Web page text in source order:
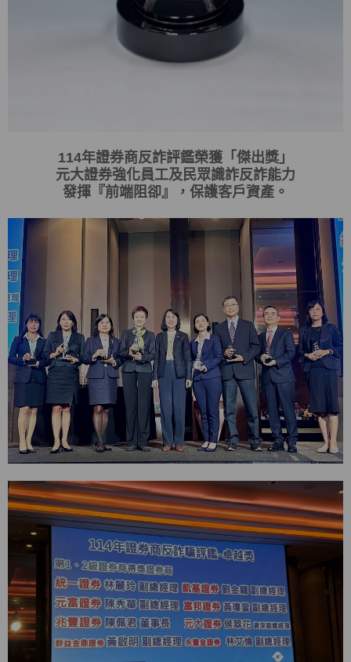
114年證券商反詐評鑑榮獲「傑出獎」
元大證券強化員工及民眾識詐反詐能力
發揮 『 前端阻卻』 ，保護客戶資產。